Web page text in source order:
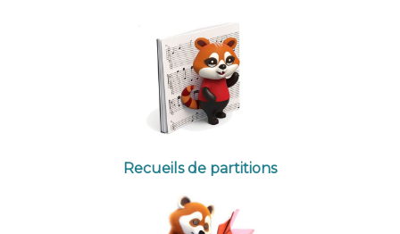
Recueils de partitions